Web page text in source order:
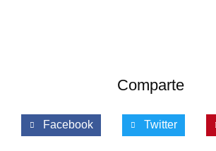
Comparte
Facebook Twitter